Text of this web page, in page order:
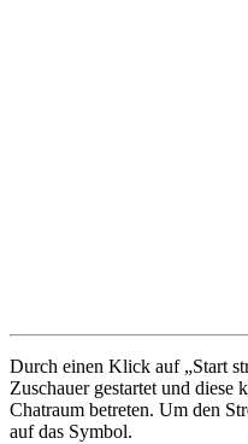
Durch einen Klick auf „Start
Zuschauer gestartet und diese
Chatraum betreten. Um den
auf das Symbol.